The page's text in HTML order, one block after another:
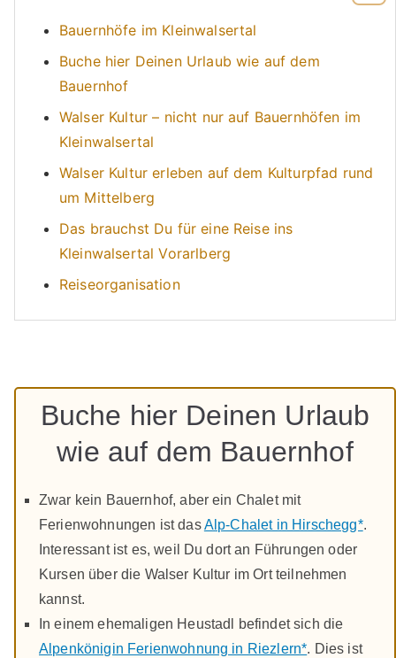
Bauernhöfe im Kleinwalsertal
Buche hier Deinen Urlaub wie auf dem
Bauernhof
Walser Kultur – nicht nur auf Bauernhöfen im
Kleinwalsertal
Walser Kultur erleben auf dem Kulturpfad rund
um Mittelberg
Das brauchst Du für eine Reise ins
Kleinwalsertal Vorarlberg
Reiseorganisation
Buche hier Deinen Urlaub
wie auf dem Bauernhof
Zwar kein Bauernhof, aber ein Chalet mit
Ferienwohnungen ist dasAlp-Chalet in Hirschegg*.
Interessant ist es, weil Du dort an Führungen oder
Kursen über die Walser Kultur im Ort teilnehmen
kannst.
In einem ehemaligen Heustadl befindet sich die
Alpenkönigin Ferienwohnung in Riezlern*. Dies ist